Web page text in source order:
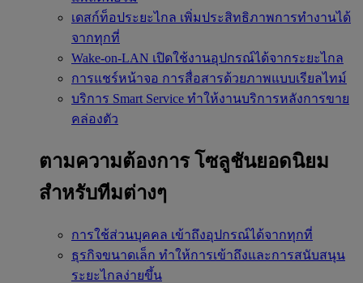
เดสก์ท็อประยะไกล เพิ่มประสิทธิภาพการทำงานได้
จากทุกที่
Wake-on-LAN เปิดใช้งานอุปกรณ์ได้จากระยะไกล
การแชร์หน้าจอ การสื่อสารด้วยภาพแบบเรียลไทม์
บริการ Smart Service ทำให้งานบริการหลังการขาย
คล่องตัว
ตามความต้องการ โซลูชันยอดนิยม
สำหรับทีมต่างๆ
การใช้ส่วนบุคคล เข้าถึงอุปกรณ์ได้จากทุกที่
ธุรกิจขนาดเล็ก ทำให้การเข้าถึงและการสนับสนุน
ระยะไกลง่ายขึ้น